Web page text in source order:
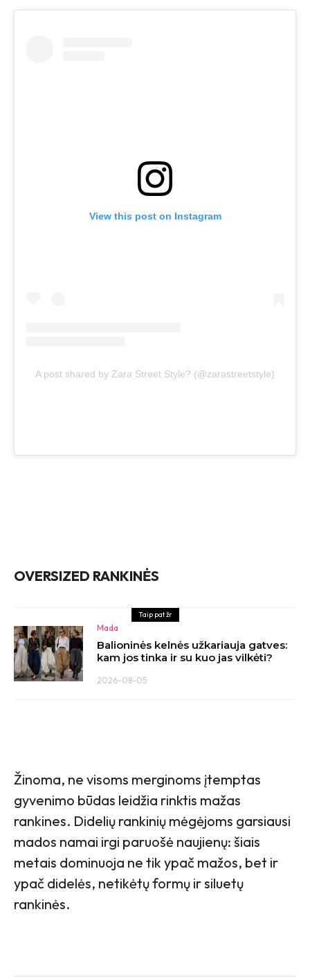
View this post on Instagram
A post shared by Zara Street Style? (@zarastreetstyle)
OVERSIZED RANKINĖS
Taip pat žr
Mada
Balioninės kelnės užkariauja gatves:
kam jos tinka ir su kuo jas vilkėti?
2026-08-05
Žinoma, ne visoms merginoms įtemptas
gyvenimo būdas leidžia rinktis mažas
rankines. Didelių rankinių mėgėjoms garsiausi
mados namai irgi paruošė naujienų: šiais
metais dominuoja ne tik ypač mažos, bet ir
ypač didelės, netikėtų formų ir siluetų
rankinės.